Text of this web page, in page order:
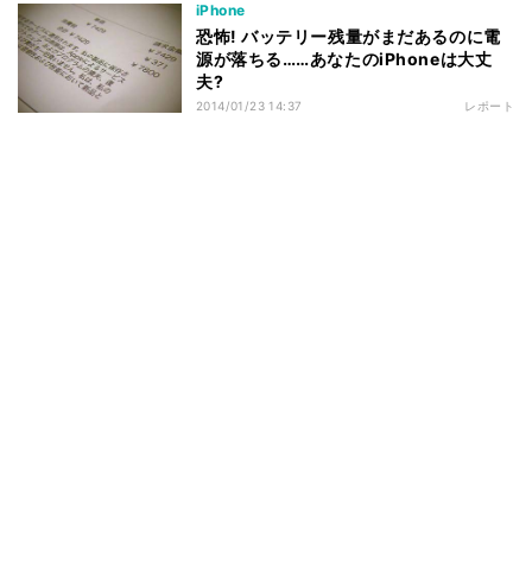
iPhone
恐怖! バッテリー残量がまだあるのに電
源が落ちる……あなたのiPhoneは大丈
夫?
2014/01/23 14:37 レポート